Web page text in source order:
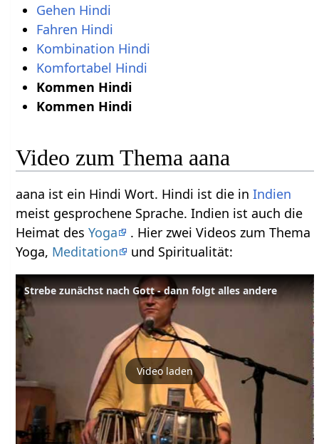
Gehen Hindi
Fahren Hindi
Kombination Hindi
Komfortabel Hindi
Kommen Hindi
Kommen Hindi
Video zum Thema aana
aana ist ein Hindi Wort. Hindi ist die inIndien
meist gesprochene Sprache. Indien ist auch die
Heimat desYoga
. Hier zwei Videos zum Thema
Yoga, Meditation und Spiritualität:
Strebe zunächst nach Gott - dann folgt alles andere
Video laden